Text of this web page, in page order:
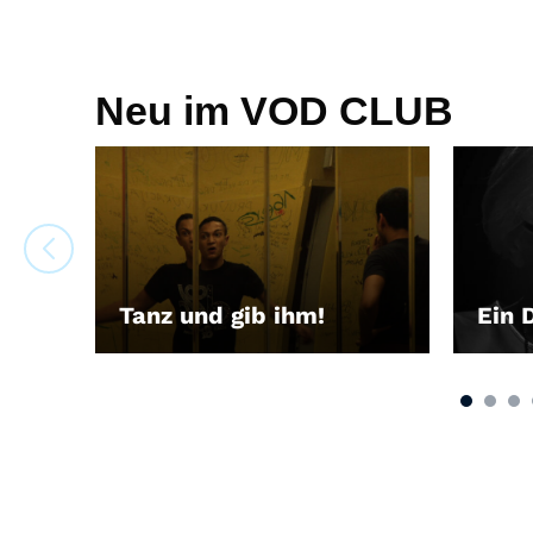
Neu im VOD CLUB
Tanz und gib ihm!
LEIHEN Ein